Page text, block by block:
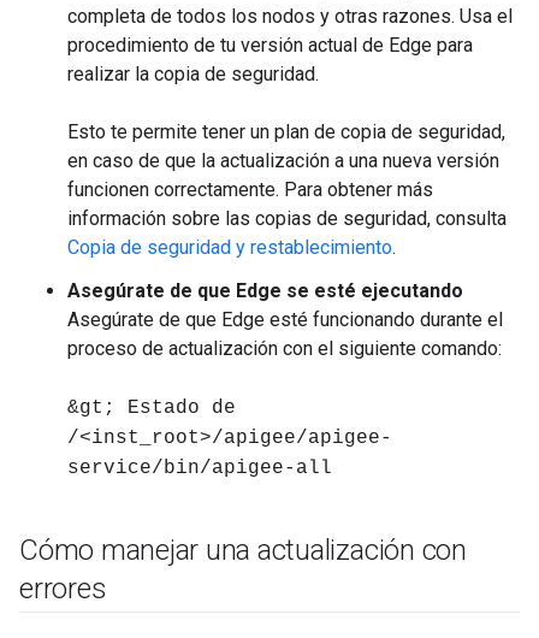
completa de todos los nodos y otras razones. Usa el
procedimiento de tu versión actual de Edge para
realizar la copia de seguridad.
Esto te permite tener un plan de copia de seguridad,
en caso de que la actualización a una nueva versión
funcionen correctamente. Para obtener más
información sobre las copias de seguridad, consulta
Copia de seguridad y restablecimiento.
Asegúrate de que Edge se esté ejecutando
Asegúrate de que Edge esté funcionando durante el
proceso de actualización con el siguiente comando:
&gt; Estado de
/<inst_root>/apigee/apigee-
service/bin/apigee-all
Cómo manejar una actualización con
errores